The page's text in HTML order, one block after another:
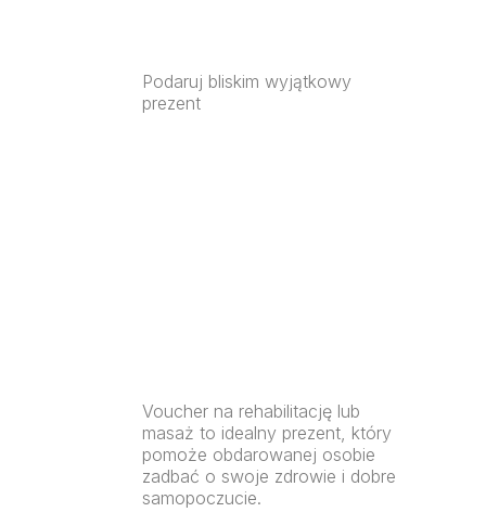
Podaruj bliskim wyjątkowy
prezent
Voucher na rehabilitację lub
masaż to idealny prezent, który
pomoże obdarowanej osobie
zadbać o swoje zdrowie i dobre
samopoczucie.